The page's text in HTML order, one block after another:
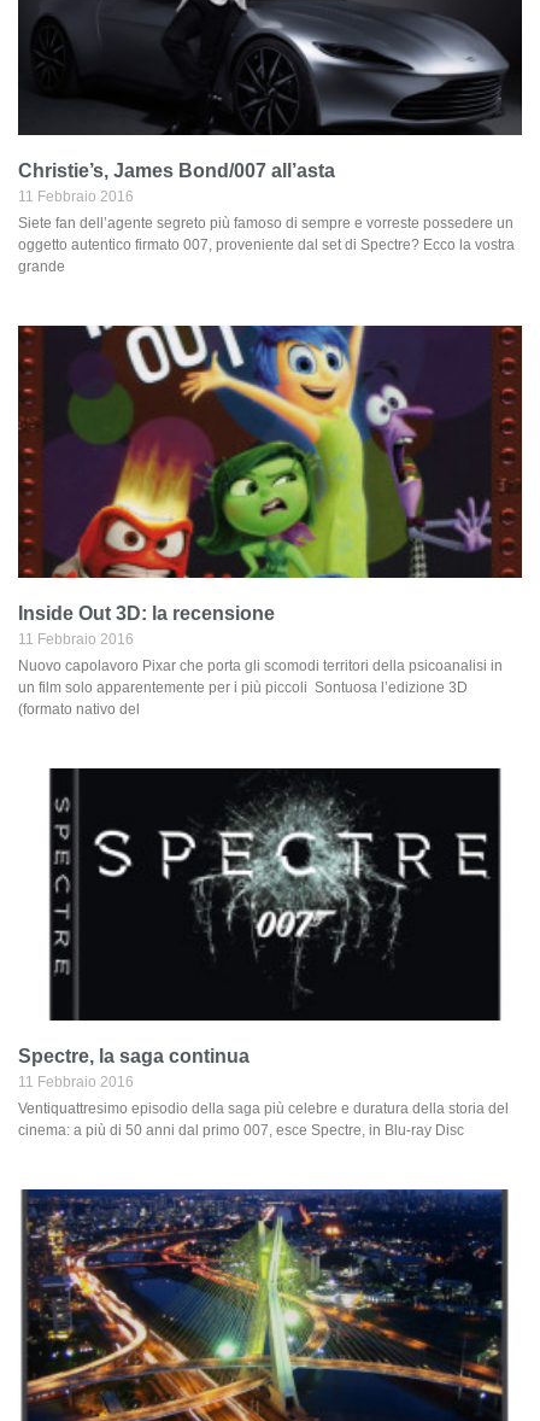
Christie’s, James Bond/007 all’asta
11 Febbraio 2016
Siete fan dell’agente segreto più famoso di sempre e vorreste possedere un
oggetto autentico firmato 007, proveniente dal set di Spectre? Ecco la vostra
grande
Inside Out 3D: la recensione
11 Febbraio 2016
Nuovo capolavoro Pixar che porta gli scomodi territori della psicoanalisi in
un film solo apparentemente per i più piccoli Sontuosa l’edizione 3D
(formato nativo del
Spectre, la saga continua
11 Febbraio 2016
Ventiquattresimo episodio della saga più celebre e duratura della storia del
cinema: a più di 50 anni dal primo 007, esce Spectre, in Blu-ray Disc